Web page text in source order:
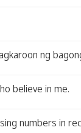
ng
believe in me.
numbers in